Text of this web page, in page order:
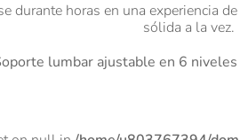
durante horas en una experiencia
sólida a la vez.
lumbar ajustable en 6